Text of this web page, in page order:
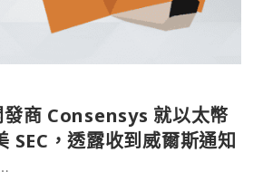
商 Consensys 就以太幣
SEC，透露收到威爾斯通知